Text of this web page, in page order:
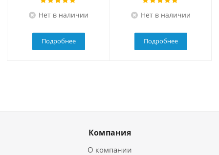
Нет в наличии
Подробнее
Нет в наличии
Подробнее
Компания
О компании